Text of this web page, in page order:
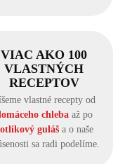
VIAC AKO 100
VLASTNÝCH
RECEPTOV
vlastné recepty od
chlebaaž po
guláš a o naše
sa radi podelíme.